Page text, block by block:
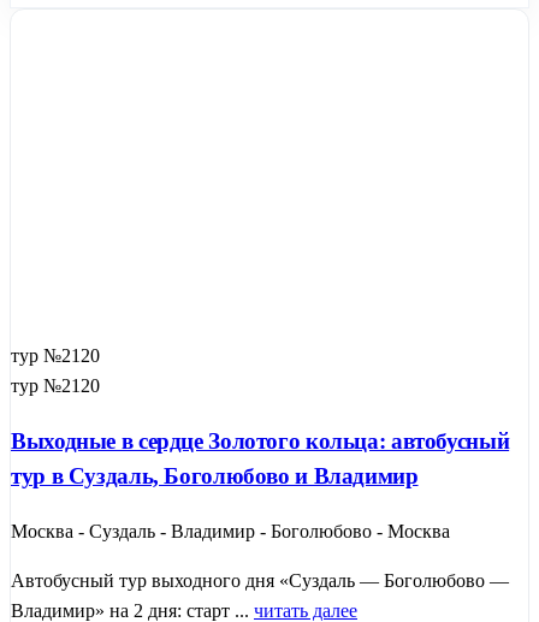
тур №2120
тур №2120
Выходные в сердце Золотого кольца: автобусный
тур в Суздаль, Боголюбово и Владимир
Москва - Суздаль - Владимир - Боголюбово - Москва
Автобусный тур выходного дня «Суздаль — Боголюбово —
Владимир» на 2 дня: старт ... читать далее